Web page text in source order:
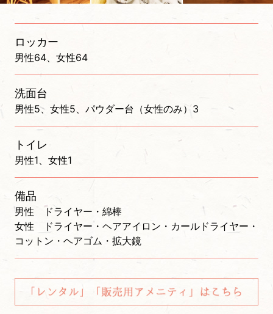
ロッカー
男性64、女性64
洗面台
男性5、女性5、パウダー台（女性のみ）3
トイレ
男性1、女性1
備品
男性 ドライヤー・綿棒
女性 ドライヤー・ヘアアイロン・カールドライヤー・
コットン・ヘアゴム・拡大鏡